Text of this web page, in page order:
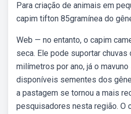
Para criação de animais em
capim tifton 85gramínea do
Web — no entanto, o capim
seca. Ele pode suportar chuvas
milímetros por ano, já o
disponíveis sementes dos
a pastagem se tornou a mais
pesquisadores nesta região. O